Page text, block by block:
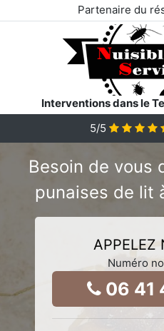
Partenaire du
Interventions dans le
5/5
Besoin de vous
punaises de lit
APPELEZ
Numéro
06 41